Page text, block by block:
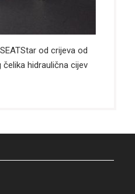
od crijeva od
hidraulična cijev